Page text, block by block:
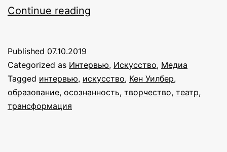
Continue reading
творчества
—
дать
Published 07.10.2019
Categorized as Интервью, Искусство, Медиа
Tagged интервью, искусство, Кен Уилбер,
образование, осознанность, творчество, театр,
трансформация